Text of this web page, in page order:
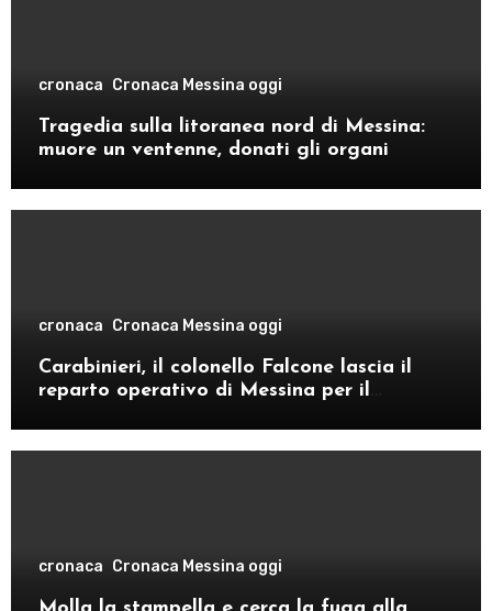
cronaca Cronaca Messina oggi
Tragedia sulla litoranea nord di Messina:
muore un ventenne, donati gli organi
cronaca Cronaca Messina oggi
Carabinieri, il colonello Falcone lascia il
reparto operativo di Messina per il
cronaca Cronaca Messina oggi